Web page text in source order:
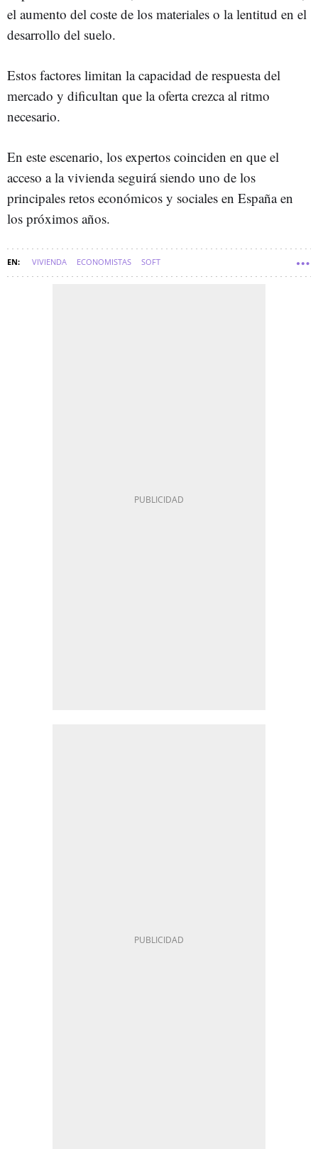
el aumento del coste de los materiales o la lentitud en el
desarrollo del suelo.
Estos factores limitan la capacidad de respuesta del
mercado y dificultan que la oferta crezca al ritmo
necesario.
En este escenario, los expertos coinciden en que el
acceso a la vivienda seguirá siendo uno de los
principales retos económicos y sociales en España en
los próximos años.
VIVIENDA ECONOMISTAS SOFT